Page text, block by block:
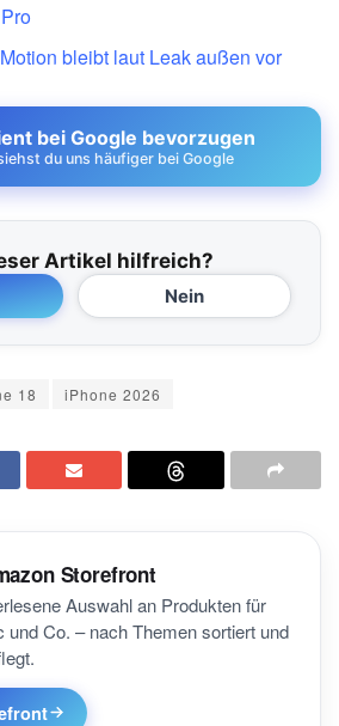
bleibt laut Leak außen vor
bei Google bevorzugen
du uns häufiger bei Google
Artikel hilfreich?
Nein
18 iPhone 2026
Storefront
Auswahl an Produkten für
und Co. – nach Themen sortiert und